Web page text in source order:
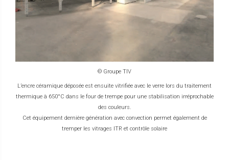
© Groupe TIV
L’encre céramique déposée est ensuite vitrifiée avec le verre lors du traitement
thermique à 650°C dans le four de trempe pour une stabilisation irréprochable
des couleurs.
Cet équipement dernière génération avec convection permet également de
tremper les vitrages ITR et contrôle solaire